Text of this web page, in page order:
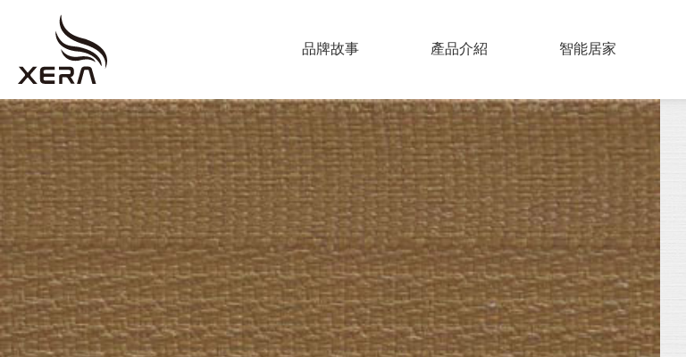
星
窗
飾
ABOUT US
品牌故事 PRODUCTS
產品介紹
PRODUCT
調光簾
捲簾
蜂巢簾
垂直柔紗簾
實木百
仿木百
鋁片百
布片百
SMART HOME
智能居家